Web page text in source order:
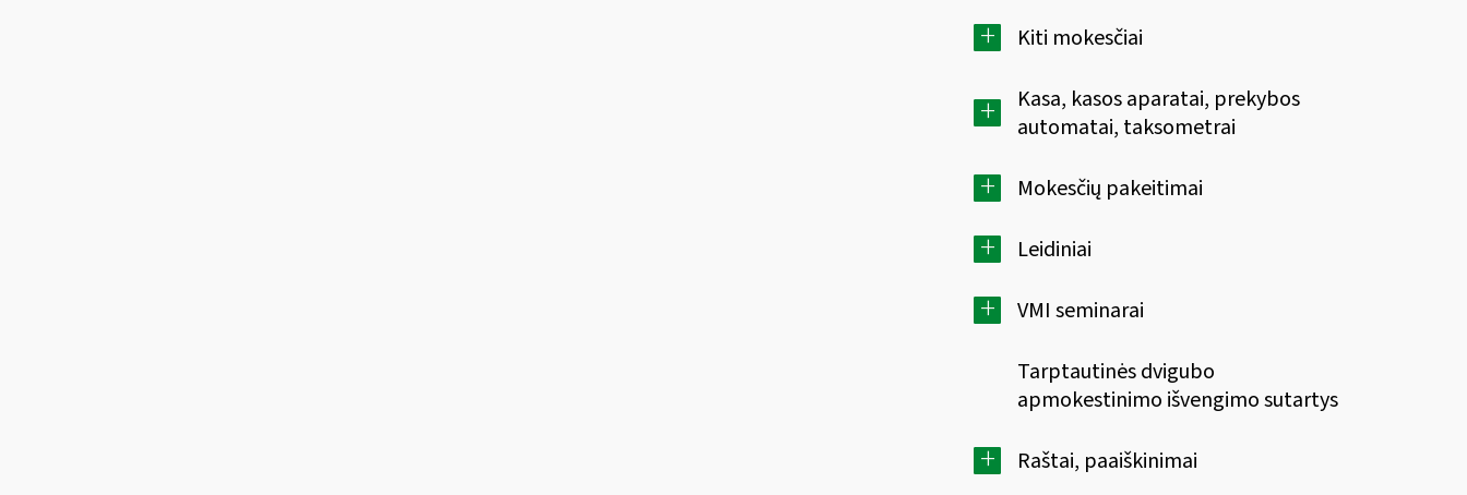
+ Kiti mokesčiai
+
Kasa, kasos aparatai, prekybos
automatai, taksometrai
+ Mokesčių pakeitimai
+ Leidiniai
+
VMI seminarai
Tarptautinės dvigubo
apmokestinimo išvengimo sutartys
+
Raštai, paaiškinimai